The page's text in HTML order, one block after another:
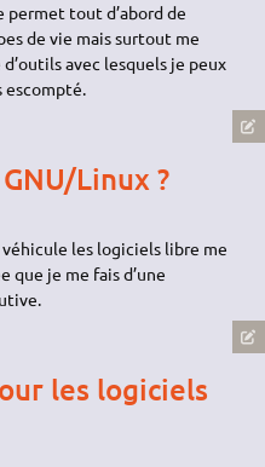
permet tout d’abord de
de vie mais surtout me
avec lesquels je peux
escompté.
Linux ?
les logiciels libre me
que je me fais d’une
les logiciels